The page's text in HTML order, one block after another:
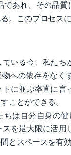
であれ、その品
。このプロセス
いる今、私た
への依存をなく
に並ぶ率直に
ことができる。
ちは自分自身の
スを最大限に活
とスペースを有